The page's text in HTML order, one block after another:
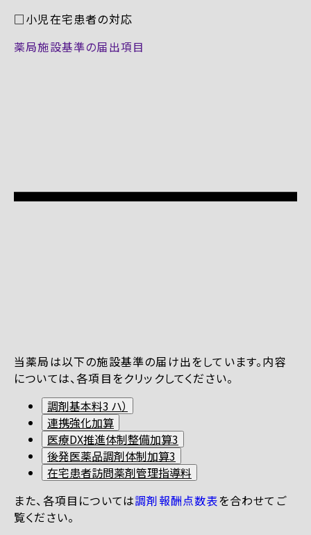
□小児在宅患者の対応
薬局施設基準の届出項目
当薬局は以下の施設基準の届け出をしています。内容
については、各項目をクリックしてください。
調剤基本料3 ハ）
連携強化加算
医療DX推進体制整備加算3
後発医薬品調剤体制加算3
在宅患者訪問薬剤管理指導料
また、各項目については調剤報酬点数表を合わせてご
覧ください。